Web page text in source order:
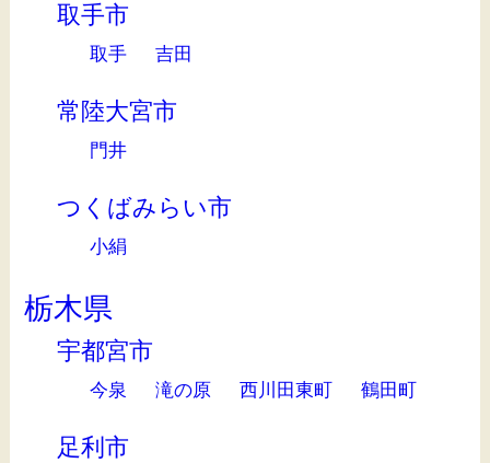
取手市
取手 吉田
常陸大宮市
門井
つくばみらい市
小絹
栃木県
宇都宮市
今泉 滝の原 西川田東町 鶴田町
足利市